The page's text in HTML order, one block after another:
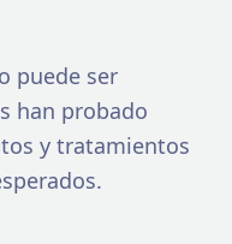
puede ser
han probado
y tratamientos